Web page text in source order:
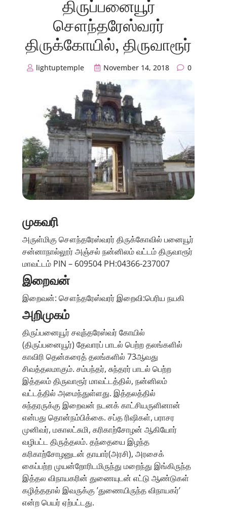
திருப்பனையூர்
சௌந்தரேஸ்வரர்
திருக்கோயில், திருவாரூர்
lightuptemple November 14, 2018 0
முகவரி
அருள்மிகு சௌந்தரேஸ்வரர் திருக்கோவில் பனையூர்
சன்னாநால்லூர் அஞ்சல் நன்னிலம் வட்டம் திருவாரூர்
மாவட்டம் PIN – 609504 PH:04366-237007
இறைவன்
இறைவன்: சௌந்தரேஸ்வரர் இறைவி:பெரிய நயகி
அறிமுகம்
திருப்பனையூர் சவுந்தரேஸ்வர் கோயில்
(திருப்பனையூர்) தேவாரப் பாடல் பெற்ற தலங்களில்
காவிரி தென்கரைத் தலங்களில் 73ஆவது
சிவத்தலமாகும். சம்பந்தர், சுந்தரர் பாடல் பெற்ற
இத்தலம் திருவாரூர் மாவட்டத்தில், நன்னிலம்
வட்டத்தில் அமைந்துள்ளது. இத்தலத்தில்
சுந்தரருக்கு இறைவன் நடனக் காட்சியருளினான்
என்பது தொன்நம்பிக்கை. சப்த ரிஷிகள், பராசர
முனிவர், மகாலட்சுமி, கரிகாற்சோழன் ஆகியோர்
வழிபட்ட திருத்தலம். தந்தையை இழந்த
கரிகாற்சோழனுடன் தாயார்(அரசி), அரசைக்
கைப்பற்ற முயன்றோரிடமிருந்து மறைந்து இங்கிருந்த
இத்தல விநாயகரின் துணையுடன் எட்டு ஆண்டுகள்
கழித்ததால் இவருக்கு ’துணையிருந்த விநாயகர்’
என்ற பெயர் ஏற்பட்டது.